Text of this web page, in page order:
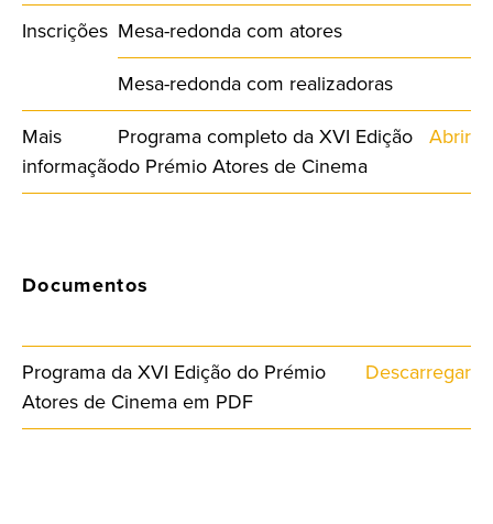
Inscrições Mesa-redonda com atores
Mesa-redonda com realizadoras
Mais
informação
Programa completo da XVI Edição
do Prémio Atores de Cinema
Abrir
Documentos
Programa da XVI Edição do Prémio
Atores de Cinema em PDF
Descarregar